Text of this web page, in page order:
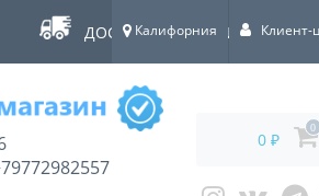
ДОСТАВКА ПО ВСЕЙ РОССИИ!
Калифорния Клиент-
0 ₽
0